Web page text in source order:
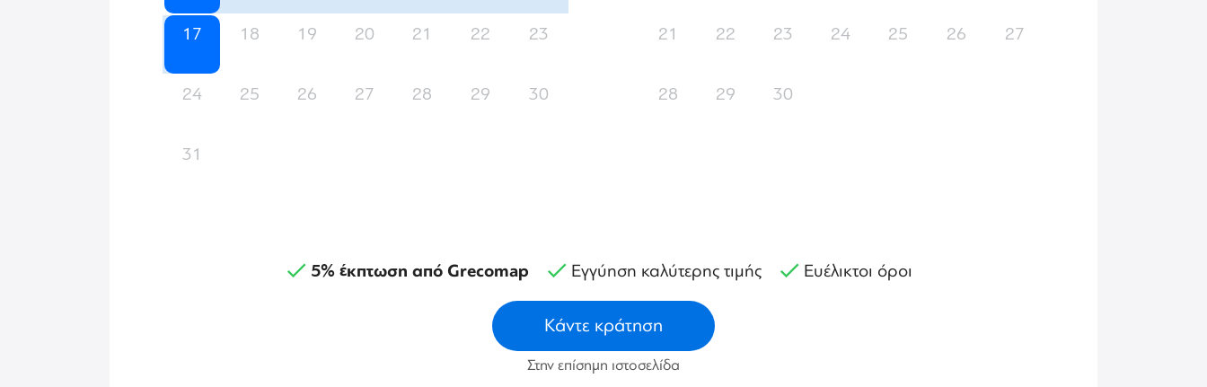
17 18 19 20 21 22 23
24 25 26 27 28 29 30
31
21 22 23 24 25 26 27
28 29 30
5% έκπτωση από Grecomap Εγγύηση καλύτερης τιμής Ευέλικτοι όροι
Κάντε κράτηση
Στην επίσημη ιστοσελίδα